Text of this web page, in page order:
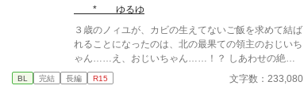
から飛べるので、もしよかったら、お話と一緒に楽し
んでくださったら、とてもうれしいです！ 表紙や動
画にAIを使っていますが、小説にはAIを使っておりま
せん 皆さまの応援のおかげで『もふもふ獣人に転生
したら、最愛の推しに溺愛されています』書籍化、心
から、ありがとうございます！
* ゆるゆ
３歳のノィユが、カビの生えてないご飯を求めて結ば
れることになったのは、北の最果ての領主のおじいち
ゃん……え、おじいちゃん……！？ しあわせの絶頂
にいるのを知らない王子たちが、びっくりして憐れん
で溺愛してくれそうなのですが、結構です！ めちゃ
BL 完結 長編 R15 文字数：233,080